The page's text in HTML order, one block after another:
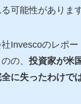
可能性があります
Invescoのレポ
の、 投資家が米
に失ったわけで